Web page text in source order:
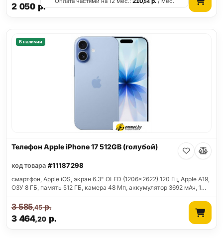
2 050 р.
,54
В наличии
Телефон Apple iPhone 17 512GB (голубой)
код товара #11187298
смартфон, Apple iOS, экран 6.3" OLED (1206x2622) 120 Гц, Apple A19,
ОЗУ 8 ГБ, память 512 ГБ, камера 48 Мп, аккумулятор 3692 мАч, 1…
3 464,20 р.
3 585,45р.